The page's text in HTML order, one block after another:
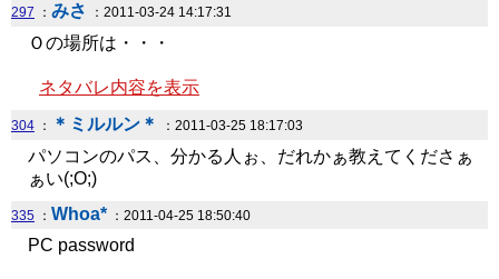
297 ： みさ ：2011-03-24 14:17:31
Ｏの場所は・・・
ネタバレ内容を表示
304 ： ＊ミルルン＊ ：2011-03-25 18:17:03
パソコンのパス、分かる人ぉ、だれかぁ教えてくださぁ
ぁい(;O;)
335 ： Whoa* ：2011-04-25 18:50:40
PC password